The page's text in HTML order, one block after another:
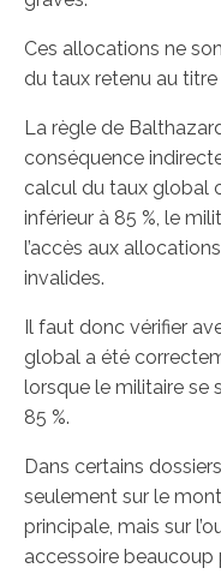
Ces allocations ne
du taux retenu au
La règle de
conséquence
calcul du taux global
inférieur à 85 %, le
l’accès aux
invalides.
Il faut donc vérifier
global a été
lorsque le militaire se
85 %.
Dans certains
seulement sur le
principale, mais sur
accessoire beaucoup